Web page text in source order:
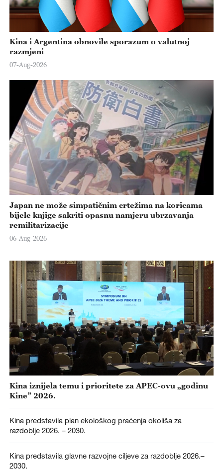
Kina i Argentina obnovile sporazum o valutnoj
razmjeni
07-Aug-2026
Japan ne može simpatičnim crtežima na koricama
bijele knjige sakriti opasnu namjeru ubrzavanja
remilitarizacije
06-Aug-2026
Kina iznijela temu i prioritete za APEC-ovu „godinu
Kine” 2026.
Kina predstavila plan ekološkog praćenja okoliša za
razdoblje 2026. – 2030.
Kina predstavila glavne razvojne ciljeve za razdoblje 2026.–
2030.